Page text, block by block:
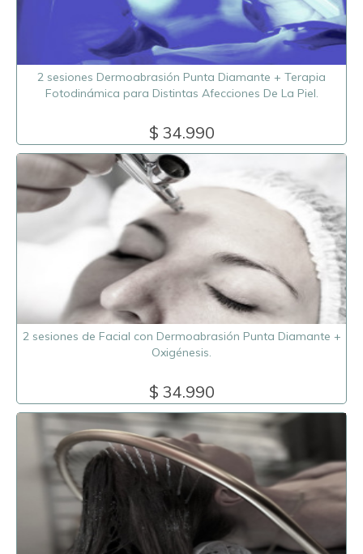
2 sesiones Dermoabrasión Punta Diamante + Terapia
Fotodinámica para Distintas Afecciones De La Piel.
$ 34.990
2 sesiones de Facial con Dermoabrasión Punta Diamante +
Oxigénesis.
$ 34.990